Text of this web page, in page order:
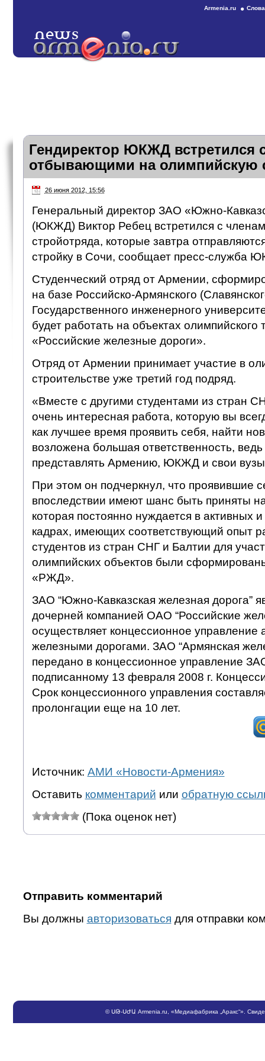
Armenia.ru
Гендиректор ЮКЖД встретился
отбывающими на олимпийскую
26 июня 2012, 15:56
Генеральный директор ЗАО «Южно-
(ЮКЖД) Виктор Ребец встретился с
стройотряда, которые завтра
стройку в Сочи, сообщает пресс-служба
Студенческий отряд от Армении,
на базе Российско-Армянского
Государственного инженерного
будет работать на объектах
«Российские железные дороги».
Отряд от Армении принимает участие в
строительстве уже третий год подряд.
«Вместе с другими студентами из стран
очень интересная работа, которую вы
как лучшее время проявить себя, найти
возложена большая ответственность,
представлять Армению, ЮКЖД и свои
При этом он подчеркнул, что проявившие
впоследствии имеют шанс быть приняты
которая постоянно нуждается в активных
кадрах, имеющих соответствующий опыт
студентов из стран СНГ и Балтии для
олимпийских объектов были
«РЖД».
ЗАО “Южно-Кавказская железная дорога”
дочерней компанией ОАО “Российские
осуществляет концессионное управление
железными дорогами. ЗАО “Армянская
передано в концессионное управление
подписанному 13 февраля 2008 г.
Срок концессионного управления
пролонгации еще на 10 лет.
Источник: АМИ «Новости-Армения»
Оставить комментарий или обратную
(Пока оценок нет)
Отправить комментарий
Вы должны авторизоваться для отправки
©ՍԹ-ՍԺԱ Armenia.ru , «Медиафабрика „Аракс“».